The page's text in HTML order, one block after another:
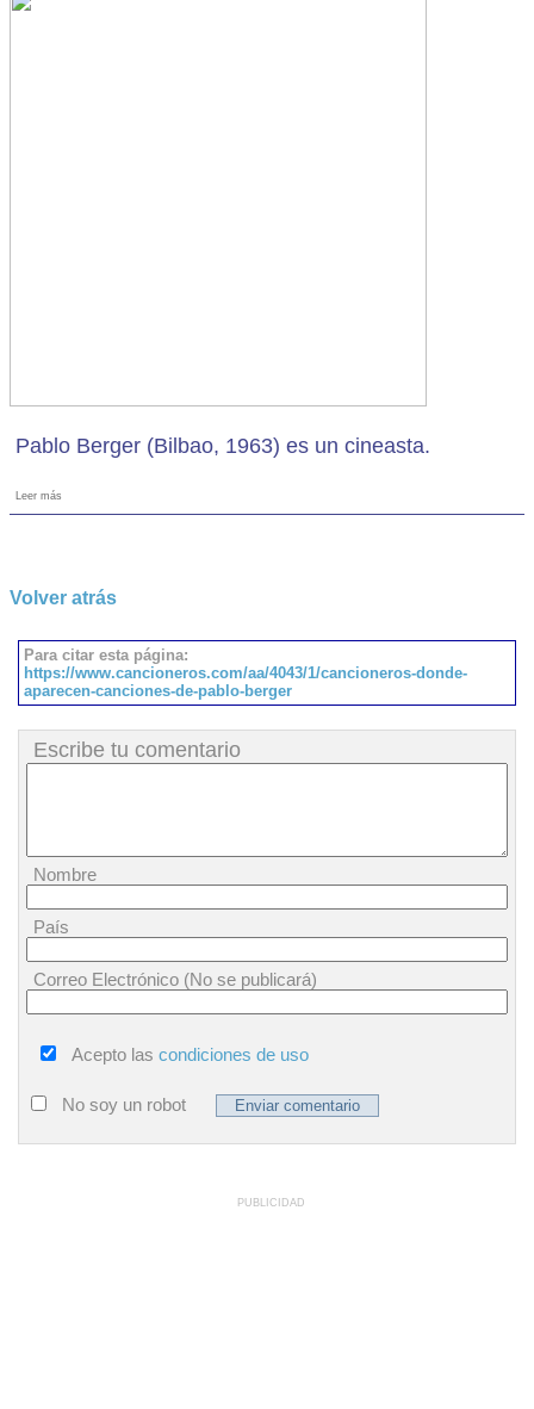
Pablo Berger (Bilbao, 1963) es un cineasta.
Leer más
Volver atrás
Para citar esta página:
https://www.cancioneros.com/aa/4043/1/cancioneros-donde-
aparecen-canciones-de-pablo-berger
Escribe tu comentario
Nombre
País
Correo Electrónico (No se publicará)
Acepto las condiciones de uso
No soy un robot
PUBLICIDAD